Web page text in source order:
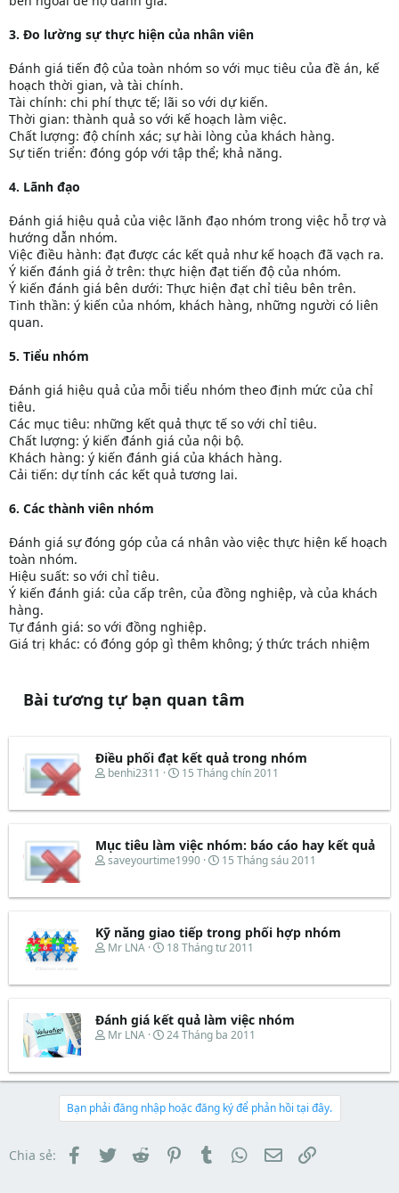
3. Đo lường sự thực hiện của nhân viên
Đánh giá tiến độ của toàn nhóm so với mục tiêu của đề án, kế
hoạch thời gian, và tài chính.
Tài chính: chi phí thực tế; lãi so với dự kiến.
Thời gian: thành quả so với kế hoạch làm việc.
Chất lượng: độ chính xác; sự hài lòng của khách hàng.
Sự tiến triển: đóng góp với tập thể; khả năng.
4. Lãnh đạo
Đánh giá hiệu quả của việc lãnh đạo nhóm trong việc hỗ trợ và
hướng dẫn nhóm.
Việc điều hành: đạt được các kết quả như kế hoạch đã vạch ra.
Ý kiến đánh giá ở trên: thực hiện đạt tiến độ của nhóm.
Ý kiến đánh giá bên dưới: Thực hiện đạt chỉ tiêu bên trên.
Tinh thần: ý kiến của nhóm, khách hàng, những người có liên
quan.
5. Tiểu nhóm
Đánh giá hiệu quả của mỗi tiểu nhóm theo định mức của chỉ
tiêu.
Các mục tiêu: những kết quả thực tế so với chỉ tiêu.
Chất lượng: ý kiến đánh giá của nội bộ.
Khách hàng: ý kiến đánh giá của khách hàng.
Cải tiến: dự tính các kết quả tương lai.
6. Các thành viên nhóm
Đánh giá sự đóng góp của cá nhân vào việc thực hiện kế hoạch
toàn nhóm.
Hiệu suất: so với chỉ tiêu.
Ý kiến đánh giá: của cấp trên, của đồng nghiệp, và của khách
hàng.
Tự đánh giá: so với đồng nghiệp.
Giá trị khác: có đóng góp gì thêm không; ý thức trách nhiệm
Bài tương tự bạn quan tâm
Điều phối đạt kết quả trong nhóm
T
e
d
s
r
e
r
benhi2311
N
y
ắ
t
u
15 Tháng chín 2011
Mục tiêu làm việc nhóm: báo cáo hay kết quả
T
e
d
s
r
e
r
saveyourtime1990
N
y
ắ
t
u
15 Tháng sáu 2011
Kỹ năng giao tiếp trong phối hợp nhóm
T
e
d
s
r
e
r
Mr LNA
N
y
ắ
t
u
18 Tháng tư 2011
Đánh giá kết quả làm việc nhóm
T
e
d
s
a
r
Mr LNA
N
y
ắ
t
ầ
u
24 Tháng ba 2011
Bạn phải đăng nhập hoặc đăng ký để phản hồi tại đây.
Chia sẻ: Facebook
TwitterReddit PinterestTumblr WhatsApp
EmailLink